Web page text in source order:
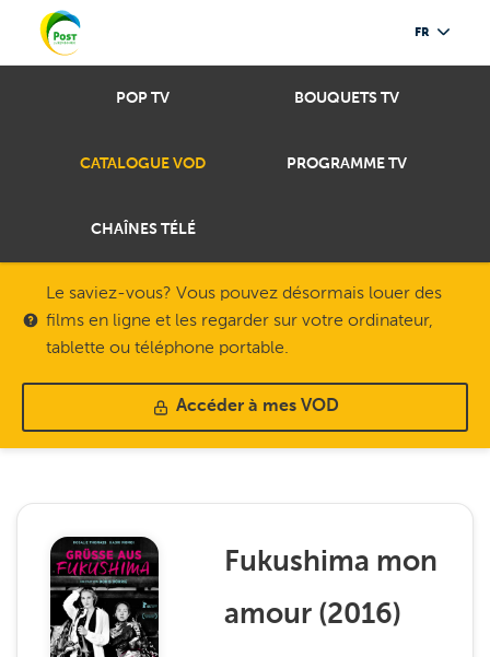
FR
POP TV BOUQUETS TV
CATALOGUE VOD PROGRAMME TV
CHAÎNES TÉLÉ
Le saviez-vous? Vous pouvez désormais louer des
films en ligne et les regarder sur votre ordinateur,
tablette ou téléphone portable.
Accéder à mes VOD
Fukushima mon
amour (2016)